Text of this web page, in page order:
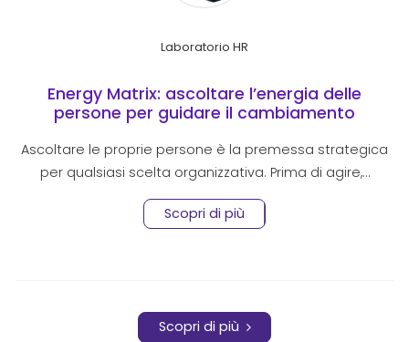
Laboratorio HR
Energy Matrix: ascoltare l’energia delle
persone per guidare il cambiamento
Ascoltare le proprie persone è la premessa strategica
per qualsiasi scelta organizzativa. Prima di agire,…
Scopri di più
Scopri di più